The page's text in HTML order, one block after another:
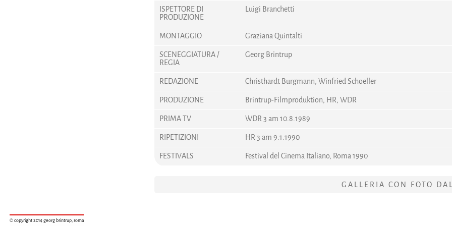
ISPETTORE DI
PRODUZIONE
Luigi Branchetti
MONTAGGIO
Graziana Quintalti
SCENEGGIATURA /
REGIA
Georg Brintrup
REDAZIONE
Christhardt Burgmann, Winfried Schoeller
PRODUZIONE
Brintrup-Filmproduktion, HR, WDR
PRIMA TV
WDR 3 am 10.8.1989
RIPETIZIONI
HR 3 am 9.1.1990
FESTIVALS
Festival del Cinema Italiano, Roma 1990
GALLERIA CON FOTO
© copyright 2014 georg brintrup, roma